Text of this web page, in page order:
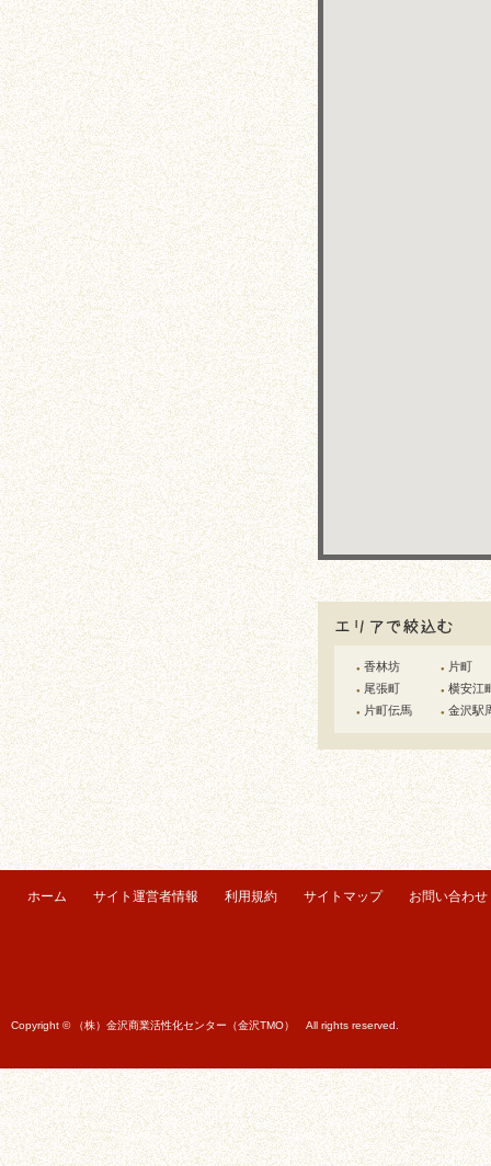
● 香林坊
● 尾張町
● 片町伝馬
● 片町
● 横安江
● 金沢駅
ホーム サイト運営者情報 利用規約 サイトマップ お問い合わせ
Copyright © （株）金沢商業活性化センター（金沢TMO） All rights reserved.